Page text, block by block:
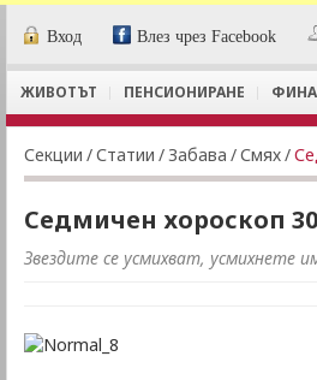
Вход Влез чрез Facebook
ЖИВОТЪТ ПЕНСИОНИРАНЕ
Секции /Статии / Забава /Смях/
Седмичен хороскоп
Звездите се усмихват, усмихнете